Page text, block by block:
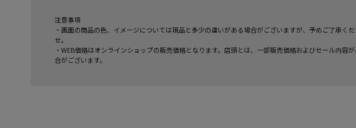
注意事項
・画面の商品の色、イメージについては現品と多少の違いがある場合がございますが、予めご了承くだ
せ。
・WEB価格はオンラインショップの販売価格となります。店頭とは、一部販売価格およびセール内容
合がございます。